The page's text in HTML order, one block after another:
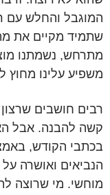
המוגבל והחלש עם
שתמיד מקיים את
מתרחש, נשמתנו
משפיע עלינו
רבים חושבים
קשה להבנה. אבל
בכתבי הקודש,
הנביאים ואושרה על
מוחשי. מי שרוצה